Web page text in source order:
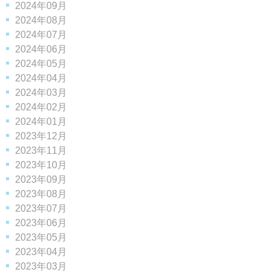
2024年09月
2024年08月
2024年07月
2024年06月
2024年05月
2024年04月
2024年03月
2024年02月
2024年01月
2023年12月
2023年11月
2023年10月
2023年09月
2023年08月
2023年07月
2023年06月
2023年05月
2023年04月
2023年03月